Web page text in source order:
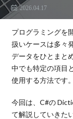
2026.04.17
プログラミングを
扱いケースは多々
データをひとまと
中でも特定の項目
使用する方法です。
今回は、C#の
て解説していきた